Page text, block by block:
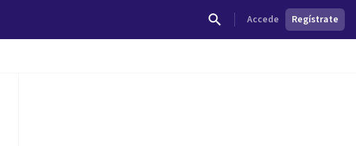
Accede Regístrate